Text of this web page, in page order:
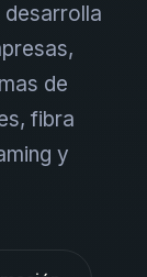
de
fibra
y